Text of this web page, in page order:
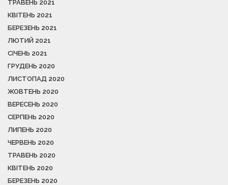
ТРАВЕНЬ 2021
КВІТЕНЬ 2021
БЕРЕЗЕНЬ 2021
ЛЮТИЙ 2021
СІЧЕНЬ 2021
ГРУДЕНЬ 2020
ЛИСТОПАД 2020
ЖОВТЕНЬ 2020
ВЕРЕСЕНЬ 2020
СЕРПЕНЬ 2020
ЛИПЕНЬ 2020
ЧЕРВЕНЬ 2020
ТРАВЕНЬ 2020
КВІТЕНЬ 2020
БЕРЕЗЕНЬ 2020